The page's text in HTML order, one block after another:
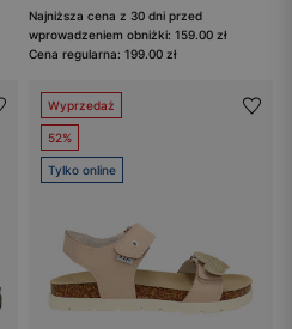
Najniższa cena z 30 dni przed
wprowadzeniem obniżki: 159.00 zł
Cena regularna: 199.00 zł
Wyprzedaż
52%
Tylko online